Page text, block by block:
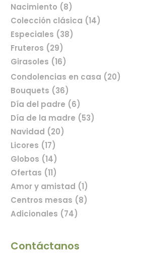
Nacimiento (8)
Colección clásica (14)
Especiales (38)
Fruteros (29)
Girasoles (16)
Comprar flores en línea
Condolencias en casa (20)
Bouquets (36)
Día del padre (6)
Día de la madre (53)
Navidad (20)
Licores (17)
Globos (14)
Ofertas (11)
Amor y amistad (1)
Centros mesas (8)
Adicionales (74)
Contáctanos